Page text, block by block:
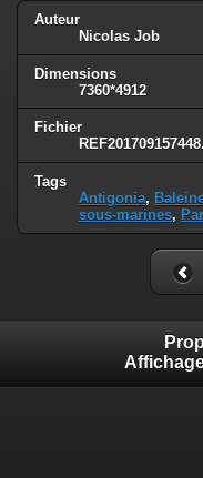
Auteur
Nicolas Job
Dimensions
7360*4912
Fichier
Tags
Antigonia,
sous-marines,